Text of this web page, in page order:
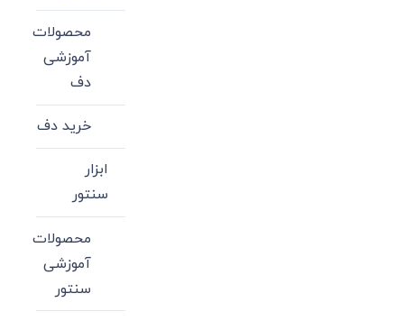
محصولات
آموزشی
دف
خرید دف
ابزار
سنتور
محصولات
آموزشی
سنتور